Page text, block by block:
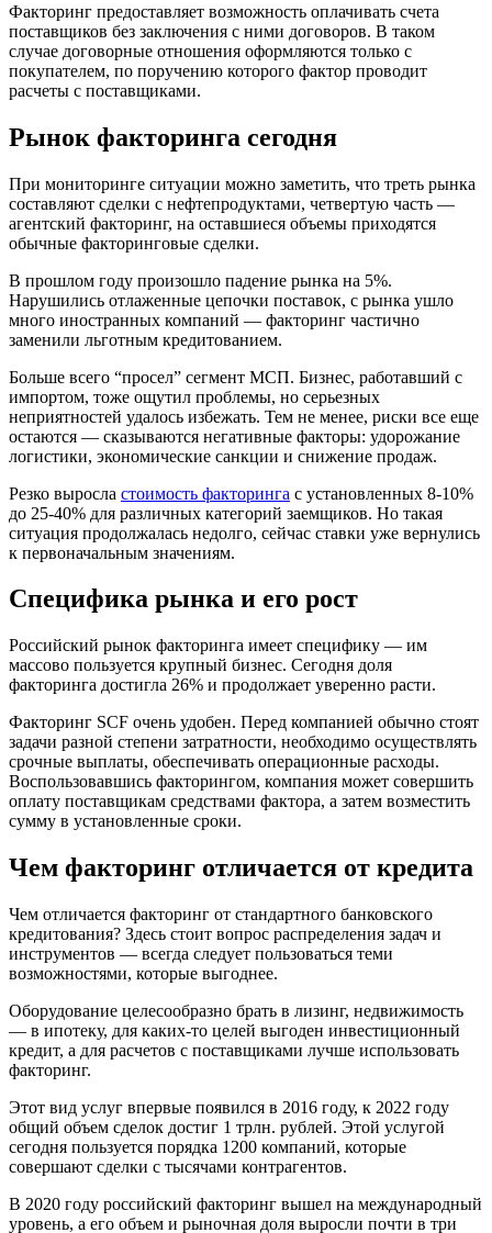
Факторинг предоставляет возможность оплачивать счета
поставщиков без заключения с ними договоров. В таком
случае договорные отношения оформляются только с
покупателем, по поручению которого фактор проводит
расчеты с поставщиками.
Рынок факторинга сегодня
При мониторинге ситуации можно заметить, что треть рынка
составляют сделки с нефтепродуктами, четвертую часть —
агентский факторинг, на оставшиеся объемы приходятся
обычные факторинговые сделки.
В прошлом году произошло падение рынка на 5%.
Нарушились отлаженные цепочки поставок, с рынка ушло
много иностранных компаний — факторинг частично
заменили льготным кредитованием.
Больше всего “просел” сегмент МСП. Бизнес, работавший с
импортом, тоже ощутил проблемы, но серьезных
неприятностей удалось избежать. Тем не менее, риски все еще
остаются — сказываются негативные факторы: удорожание
логистики, экономические санкции и снижение продаж.
Резко выросла стоимость факторинга с установленных 8-10%
до 25-40% для различных категорий заемщиков. Но такая
ситуация продолжалась недолго, сейчас ставки уже вернулись
к первоначальным значениям.
Специфика рынка и его рост
Российский рынок факторинга имеет специфику — им
массово пользуется крупный бизнес. Сегодня доля
факторинга достигла 26% и продолжает уверенно расти.
Факторинг SCF очень удобен. Перед компанией обычно стоят
задачи разной степени затратности, необходимо осуществлять
срочные выплаты, обеспечивать операционные расходы.
Воспользовавшись факторингом, компания может совершить
оплату поставщикам средствами фактора, а затем возместить
сумму в установленные сроки.
Чем факторинг отличается от кредита
Чем отличается факторинг от стандартного банковского
кредитования? Здесь стоит вопрос распределения задач и
инструментов — всегда следует пользоваться теми
возможностями, которые выгоднее.
Оборудование целесообразно брать в лизинг, недвижимость
— в ипотеку, для каких-то целей выгоден инвестиционный
кредит, а для расчетов с поставщиками лучше использовать
факторинг.
Этот вид услуг впервые появился в 2016 году, к 2022 году
общий объем сделок достиг 1 трлн. рублей. Этой услугой
сегодня пользуется порядка 1200 компаний, которые
совершают сделки с тысячами контрагентов.
В 2020 году российский факторинг вышел на международный
уровень, а его объем и рыночная доля выросли почти в три